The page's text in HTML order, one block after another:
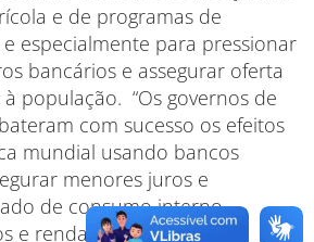
e de programas de
especialmente para pressionar
bancários e assegurar oferta
população. “Os governos de
com sucesso os efeitos
mundial usando bancos
menores juros e
de consumo interno,
e renda, exatamente o